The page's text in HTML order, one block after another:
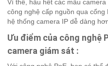
Vì thế, hầu hết các mẫu
công nghệ cấp nguồn qua
hệ thống camera IP dễ dàng
Ưu điểm của công nghệ
camera giám sát :